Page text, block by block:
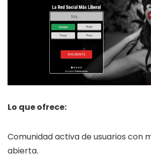
Lo que ofrece:
Comunidad activa de usuarios con
abierta.